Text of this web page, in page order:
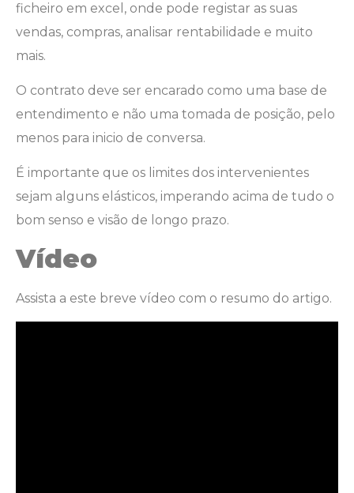
ficheiro em excel, onde pode registar as suas
vendas, compras, analisar rentabilidade e muito
mais.
O contrato deve ser encarado como uma base de
entendimento e não uma tomada de posição, pelo
menos para inicio de conversa.
É importante que os limites dos intervenientes
sejam alguns elásticos, imperando acima de tudo o
bom senso e visão de longo prazo.
Vídeo
Assista a este breve vídeo com o resumo do artigo.